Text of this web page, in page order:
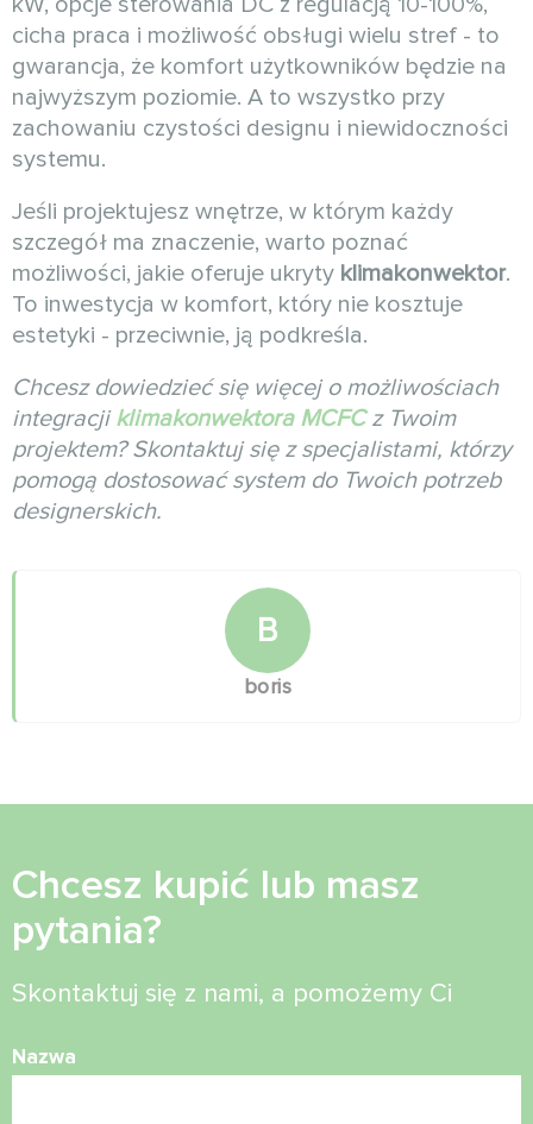
cicha praca i możliwość obsługi wielu stref - to
gwarancja, że komfort użytkowników będzie na
najwyższym poziomie. A to wszystko przy
zachowaniu czystości designu i niewidoczności
systemu.
Jeśli projektujesz wnętrze, w którym każdy
szczegół ma znaczenie, warto poznać
możliwości, jakie oferuje ukryty klimakonwektor.
To inwestycja w komfort, który nie kosztuje
estetyki - przeciwnie, ją podkreśla.
Chcesz dowiedzieć się więcej o możliwościach
integracjiklimakonwektora MCFCz Twoim
projektem? Skontaktuj się z specjalistami, którzy
pomogą dostosować system do Twoich potrzeb
designerskich.
B
boris
Chcesz kupić lub masz
pytania?
Skontaktuj się z nami, a pomożemy Ci
Nazwa